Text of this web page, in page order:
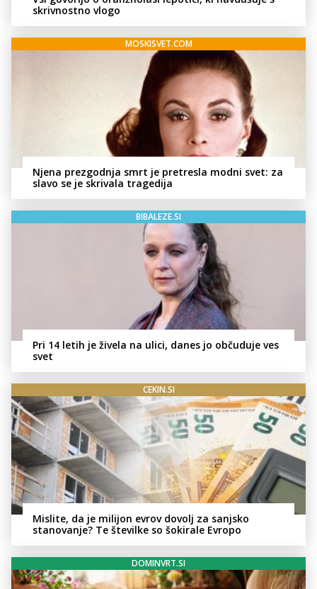
skrivnostno vlogo
MOSKISVET.COM
Njena prezgodnja smrt je pretresla modni svet: za
slavo se je skrivala tragedija
BIBALEZE.SI
Pri 14 letih je živela na ulici, danes jo občuduje ves
svet
CEKIN.SI
Mislite, da je milijon evrov dovolj za sanjsko
stanovanje? Te številke so šokirale Evropo
DOMINVRT.SI